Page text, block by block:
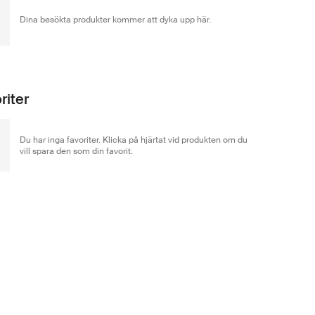
Dina besökta produkter kommer att dyka upp här.
Du har inga favoriter. Klicka på hjärtat vid produkten om du
vill spara den som din favorit.